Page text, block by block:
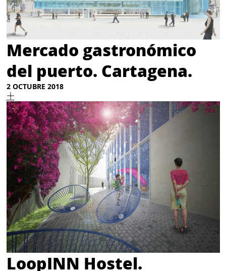
Mercado gastronómico
del puerto. Cartagena.
2 OCTUBRE 2018
LoopINN Hostel.